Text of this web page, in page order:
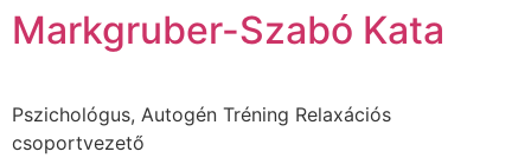
Markgruber-Szabó Kata
Pszichológus, Autogén Tréning Relaxációs
csoportvezető